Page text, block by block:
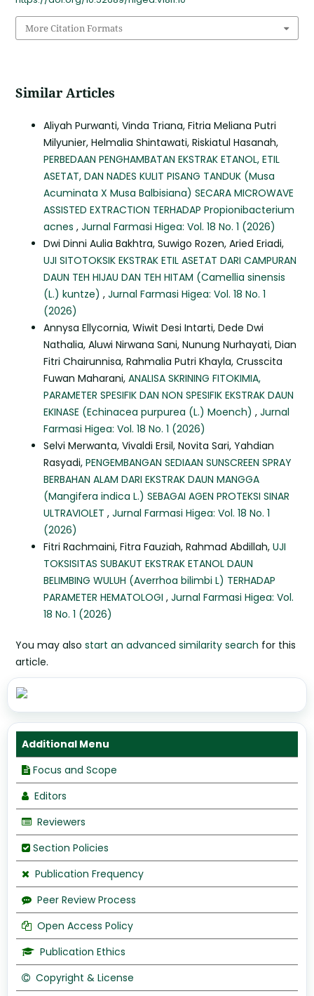
More Citation Formats
Similar Articles
Aliyah Purwanti, Vinda Triana, Fitria Meliana Putri
Milyunier, Helmalia Shintawati, Riskiatul Hasanah,
PERBEDAAN PENGHAMBATAN EKSTRAK ETANOL, ETIL
ASETAT, DAN NADES KULIT PISANG TANDUK (Musa
Acuminata X Musa Balbisiana) SECARA MICROWAVE
ASSISTED EXTRACTION TERHADAP Propionibacterium
acnes , Jurnal Farmasi Higea: Vol. 18 No. 1 (2026)
Dwi Dinni Aulia Bakhtra, Suwigo Rozen, Aried Eriadi,
UJI SITOTOKSIK EKSTRAK ETIL ASETAT DARI CAMPURAN
DAUN TEH HIJAU DAN TEH HITAM (Camellia sinensis
(L.) kuntze) , Jurnal Farmasi Higea: Vol. 18 No. 1
(2026)
Annysa Ellycornia, Wiwit Desi Intarti, Dede Dwi
Nathalia, Aluwi Nirwana Sani, Nunung Nurhayati, Dian
Fitri Chairunnisa, Rahmalia Putri Khayla, Crusscita
Fuwan Maharani, ANALISA SKRINING FITOKIMIA,
PARAMETER SPESIFIK DAN NON SPESIFIK EKSTRAK DAUN
EKINASE (Echinacea purpurea (L.) Moench) , Jurnal
Farmasi Higea: Vol. 18 No. 1 (2026)
Selvi Merwanta, Vivaldi Ersil, Novita Sari, Yahdian
Rasyadi, PENGEMBANGAN SEDIAAN SUNSCREEN SPRAY
BERBAHAN ALAM DARI EKSTRAK DAUN MANGGA
(Mangifera indica L.) SEBAGAI AGEN PROTEKSI SINAR
ULTRAVIOLET , Jurnal Farmasi Higea: Vol. 18 No. 1
(2026)
Fitri Rachmaini, Fitra Fauziah, Rahmad Abdillah, UJI
TOKSISITAS SUBAKUT EKSTRAK ETANOL DAUN
BELIMBING WULUH (Averrhoa bilimbi L) TERHADAP
PARAMETER HEMATOLOGI , Jurnal Farmasi Higea: Vol.
18 No. 1 (2026)
You may also start an advanced similarity search for this
article.
Additional Menu
Focus and Scope
Editors
Reviewers
Section Policies
Publication Frequency
Peer Review Process
Open Access Policy
Publication Ethics
Copyright & License